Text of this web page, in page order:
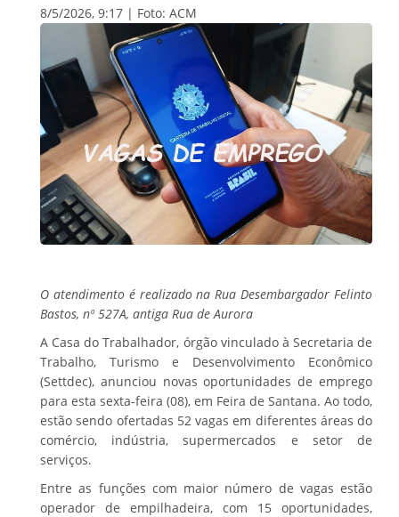
8/5/2026, 9:17 | Foto: ACM
O atendimento é realizado na Rua Desembargador Felinto
Bastos, nº 527A, antiga Rua de Aurora
A Casa do Trabalhador, órgão vinculado à Secretaria de
Trabalho, Turismo e Desenvolvimento Econômico
(Settdec), anunciou novas oportunidades de emprego
para esta sexta-feira (08), em Feira de Santana. Ao todo,
estão sendo ofertadas 52 vagas em diferentes áreas do
comércio, indústria, supermercados e setor de
serviços.
Entre as funções com maior número de vagas estão
operador de empilhadeira, com 15 oportunidades,